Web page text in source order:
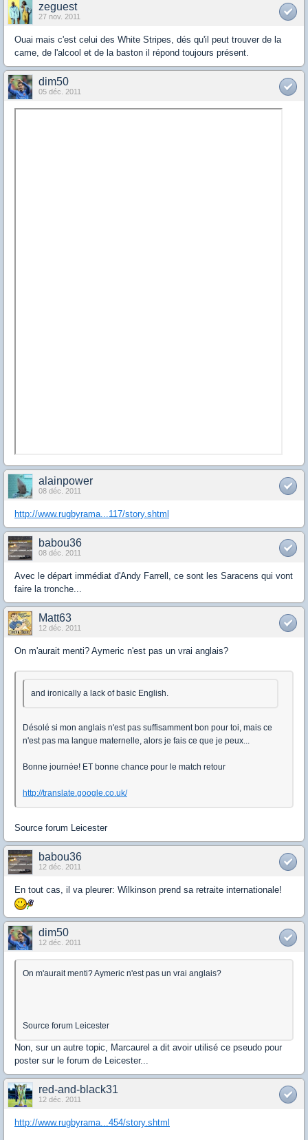
zeguest
27 nov. 2011
Ouai mais c'est celui des White Stripes, dés qu'il peut trouver de la
came, de l'alcool et de la baston il répond toujours présent.
dim50
05 déc. 2011
alainpower
08 déc. 2011
http://www.rugbyrama...117/story.shtml
babou36
08 déc. 2011
Avec le départ immédiat d'Andy Farrell, ce sont les Saracens qui vont
faire la tronche...
Matt63
12 déc. 2011
On m'aurait menti? Aymeric n'est pas un vrai anglais?
and ironically a lack of basic English.
Désolé si mon anglais n'est pas suffisamment bon pour toi, mais ce
n'est pas ma langue maternelle, alors je fais ce que je peux...
Bonne journée! ET bonne chance pour le match retour
http://translate.google.co.uk/
Source forum Leicester
babou36
12 déc. 2011
En tout cas, il va pleurer: Wilkinson prend sa retraite internationale!
dim50
12 déc. 2011
On m'aurait menti? Aymeric n'est pas un vrai anglais?
Source forum Leicester
Non, sur un autre topic, Marcaurel a dit avoir utilisé ce pseudo pour
poster sur le forum de Leicester...
red-and-black31
12 déc. 2011
http://www.rugbyrama...454/story.shtml